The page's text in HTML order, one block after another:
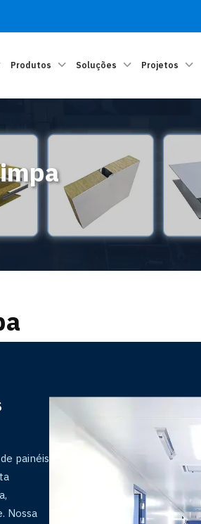
Produtos Soluções Projetos
painéis
Nossa